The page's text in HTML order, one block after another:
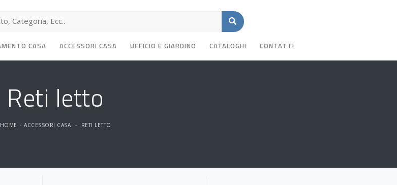
CASA ACCESSORI CASA UFFICIO E GIARDINO CATALOGHI CONTATTI
Reti letto
HOME - ACCESSORI CASA - RETI LETTO